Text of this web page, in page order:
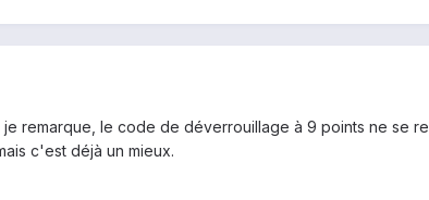
remarque, le code de déverrouillage à 9 points ne se
c'est déjà un mieux.